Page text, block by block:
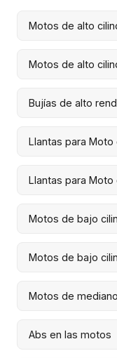
Motos de alto
Motos de alto
Bujías de alto
Llantas para
Llantas para
Motos de bajo
Motos de bajo
Motos de
Abs en las motos